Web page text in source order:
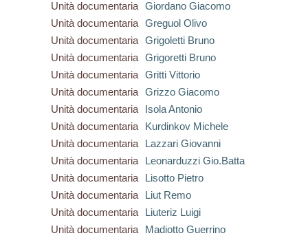
Unità documentaria
Giordano Giacomo
Unità documentaria
Greguol Olivo
Unità documentaria
Grigoletti Bruno
Unità documentaria
Grigoretti Bruno
Unità documentaria
Gritti Vittorio
Unità documentaria
Grizzo Giacomo
Unità documentaria
Isola Antonio
Unità documentaria
Kurdinkov Michele
Unità documentaria
Lazzari Giovanni
Unità documentaria
Leonarduzzi Gio.Batta
Unità documentaria
Lisotto Pietro
Unità documentaria
Liut Remo
Unità documentaria
Liuteriz Luigi
Unità documentaria
Madiotto Guerrino